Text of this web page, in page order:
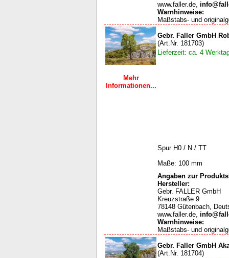
www.faller.de,
Warnhinweise:
Maßstabs- und
Mehr
Informationen...
Gebr. Faller GmbH
(Art.Nr. 181703)
Lieferzeit: ca. 4
Spur H0 / N / TT
Maße: 100 mm
Angaben zur
Hersteller:
Gebr. FALLER GmbH
Kreuzstraße 9
78148 Gütenbach,
www.faller.de,
Warnhinweise:
Maßstabs- und
Gebr. Faller GmbH
(Art.Nr. 181704)